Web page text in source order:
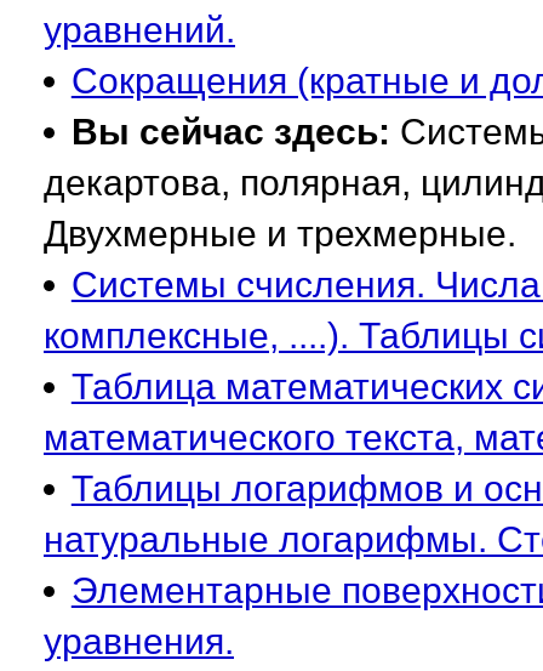
уравнений.
Сокращения (кратные и
Вы сейчас здесь:
декартова, полярная,
Двухмерные и трехмерные.
Системы счисления.
комплексные, ....). Таблицы
Таблица математических
математического текста,
Таблицы логарифмов и
натуральные логарифмы.
Элементарные
уравнения.